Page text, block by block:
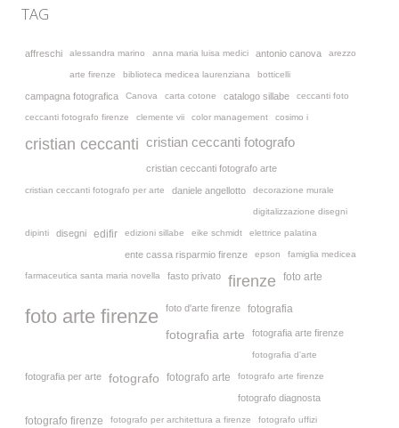
TAG
affreschi alessandra marino anna maria luisa medici antonio canova arezzo
arte firenze biblioteca medicea laurenziana botticelli
campagna fotografica Canova carta cotone catalogo sillabe ceccanti foto
ceccanti fotografo firenze clemente vii color management cosimo i
cristian ceccanti cristian ceccanti fotografo
cristian ceccanti fotografo arte
cristian ceccanti fotografo per arte daniele angellotto decorazione murale
digitalizzazione disegni
dipinti disegni edifir edizioni sillabe eike schmidt elettrice palatina
ente cassa risparmio firenze epson famiglia medicea
farmaceutica santa maria novella fasto privato firenze foto arte
foto arte firenze foto d'arte firenze fotografia
fotografia arte fotografia arte firenze
fotografia d'arte
fotografia per arte fotografo fotografo arte fotografo arte firenze
fotografo diagnosta
fotografo firenze fotografo per architettura a firenze fotografo uffizi